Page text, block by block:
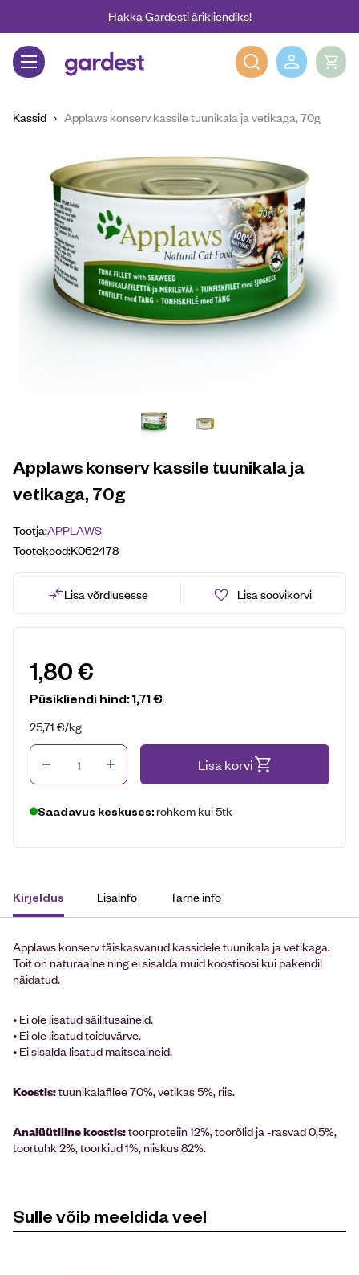
Liigu edasi põhisisu juurdeHakka Gardesti ärikliendiks!
Gardest
Kassid Applaws konserv kassile tuunikala ja vetikaga, 70g
Applaws konserv kassile tuunikala ja
vetikaga, 70g
Tootja:APPLAWS
Tootekood:K062478
Lisa võrdlusesse Lisa soovikorvi
1,80€
Püsikliendi hind:1,71€
25,71€/kg
Kogus Lisa korvi
Saadavus keskuses: rohkem kui 5tk
Kirjeldus Lisainfo Tarne info
Applaws konserv täiskasvanud kassidele tuunikala ja vetikaga.
Toit on naturaalne ning ei sisalda muid koostisosi kui pakendil
näidatud.
• Ei ole lisatud säilitusaineid.
• Ei ole lisatud toiduvärve.
• Ei sisalda lisatud maitseaineid.
Koostis:tuunikalafilee 70%, vetikas 5%, riis.
Analüütiline koostis:toorproteiin 12%, toorõlid ja -rasvad 0,5%,
toortuhk 2%, toorkiud 1%, niiskus 82%.
Sulle võib meeldida veel